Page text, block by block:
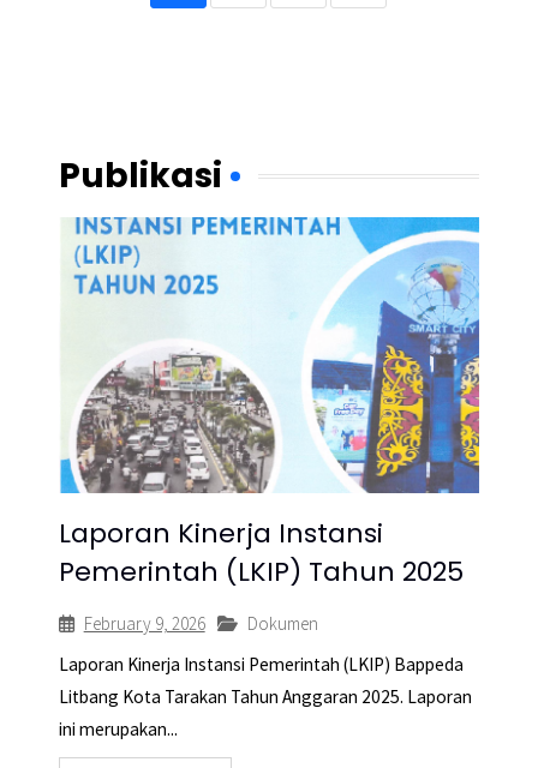
Publikasi
Laporan Kinerja Instansi
Pemerintah (LKIP) Tahun 2025
February 9, 2026
Dokumen
Laporan Kinerja Instansi Pemerintah (LKIP) Bappeda
Litbang Kota Tarakan Tahun Anggaran 2025. Laporan
ini merupakan...